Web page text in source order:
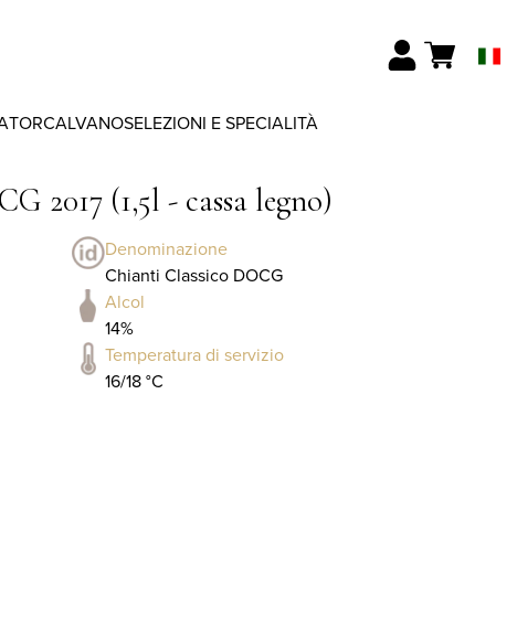
TORCALVANOSELEZIONI E SPECIALITÀ
2017 (1,5l - cassa legno)
Denominazione
Chianti Classico DOCG
Alcol
14%
Temperatura di servizio
16/18 °C